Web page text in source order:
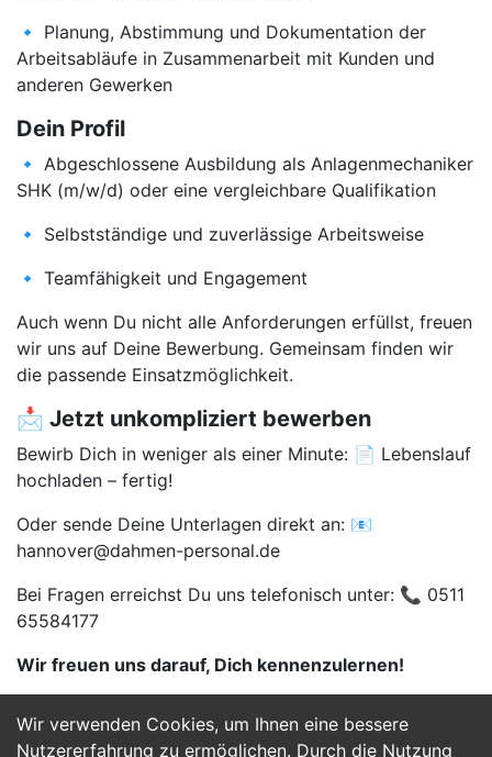
Wir verwenden Cookies, um Ihnen eine bessere
Nutzererfahrung zu ermöglichen. Durch die Nutzung
🔹 Planung, Abstimmung und Dokumentation der
Arbeitsabläufe in Zusammenarbeit mit Kunden und
anderen Gewerken
Dein Profil
🔹 Abgeschlossene Ausbildung als Anlagenmechaniker
SHK (m/w/d) oder eine vergleichbare Qualifikation
🔹 Selbstständige und zuverlässige Arbeitsweise
🔹 Teamfähigkeit und Engagement
Auch wenn Du nicht alle Anforderungen erfüllst, freuen
wir uns auf Deine Bewerbung. Gemeinsam finden wir
die passende Einsatzmöglichkeit.
📩 Jetzt unkompliziert bewerben
Bewirb Dich in weniger als einer Minute: 📄 Lebenslauf
hochladen – fertig!
Oder sende Deine Unterlagen direkt an: 📧
hannover@dahmen-personal.de
Bei Fragen erreichst Du uns telefonisch unter: 📞 0511
65584177
Wir freuen uns darauf, Dich kennenzulernen!
Jetzt Bewerben